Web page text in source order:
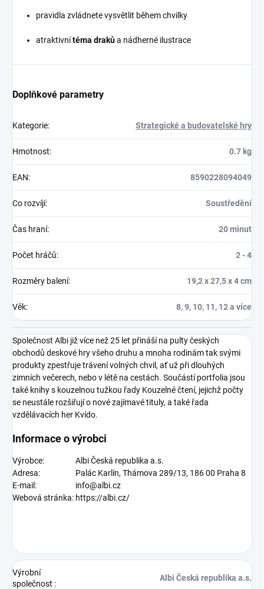
pravidla zvládnete vysvětlit během chvilky
atraktivnítéma drakůa nádherné ilustrace
Doplňkové parametry
Kategorie: Strategické a budovatelské hry
Hmotnost: 0.7 kg
EAN: 8590228094049
Co rozvíjí: Soustředění
Čas hraní: 20 minut
Počet hráčů: 2 - 4
Rozměry balení: 19,2 x 27,5 x 4 cm
Věk: 8, 9, 10, 11, 12 a více
Společnost Albi již více než 25 let přináší na pulty českých
obchodů deskové hry všeho druhu a mnoha rodinám tak svými
produkty zpestřuje trávení volných chvil, ať už při dlouhých
zimních večerech, nebo v létě na cestách. Součástí portfolia jsou
také knihy s kouzelnou tužkou řady Kouzelné čtení, jejichž počty
se neustále rozšiřují o nové zajímavé tituly, a také řada
vzdělávacích her Kvído.
Informace o výrobci
Výrobce:
Albi Česká republika a.s.
Adresa:
Palác Karlín, Thámova 289/13, 186 00 Praha 8
E-mail:
info@albi.cz
Webová stránka: https://albi.cz/
Výrobní
společnost :
Albi Česká republika a.s.